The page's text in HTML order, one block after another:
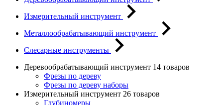
Измерительный инструмент
Металлообрабатывающий инструмент
Слесарные инструменты
Деревообрабатывающий инструмент 14 товаров
Фрезы по дереву
Фрезы по дереву наборы
Измерительный инструмент 26 товаров
Глубиномеры